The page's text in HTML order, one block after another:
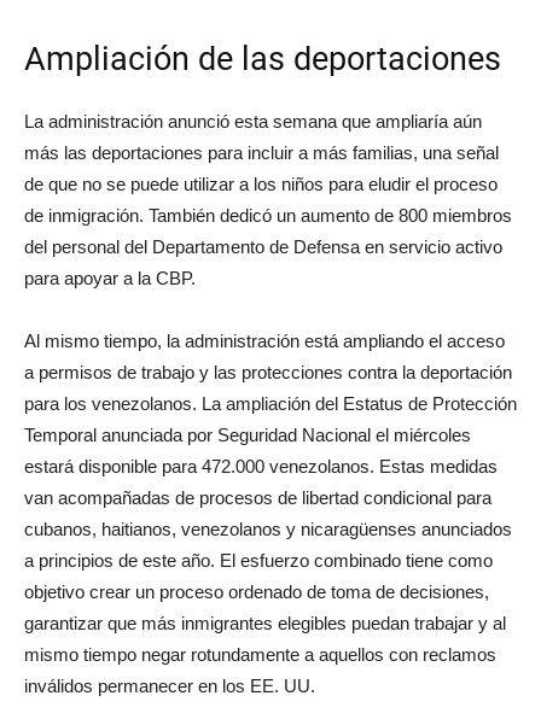
Ampliación de las deportaciones
La administración anunció esta semana que ampliaría aún
más las deportaciones para incluir a más familias, una señal
de que no se puede utilizar a los niños para eludir el proceso
de inmigración. También dedicó un aumento de 800 miembros
del personal del Departamento de Defensa en servicio activo
para apoyar a la CBP.
Al mismo tiempo, la administración está ampliando el acceso
a permisos de trabajo y las protecciones contra la deportación
para los venezolanos. La ampliación del Estatus de Protección
Temporal anunciada por Seguridad Nacional el miércoles
estará disponible para 472.000 venezolanos. Estas medidas
van acompañadas de procesos de libertad condicional para
cubanos, haitianos, venezolanos y nicaragüenses anunciados
a principios de este año. El esfuerzo combinado tiene como
objetivo crear un proceso ordenado de toma de decisiones,
garantizar que más inmigrantes elegibles puedan trabajar y al
mismo tiempo negar rotundamente a aquellos con reclamos
inválidos permanecer en los EE. UU.